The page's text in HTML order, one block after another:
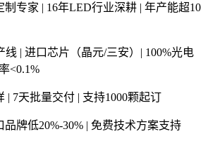
制专家 | 16年LED行业深耕 | 年产能超10
线 | 进口芯片（晶元/三安）| 100%光电
<0.1%
| 7天批量交付 | 支持1000颗起订
品牌低20%-30% | 免费技术方案支持